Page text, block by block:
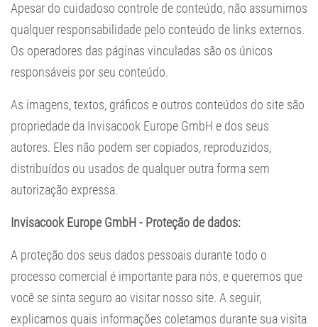
Apesar do cuidadoso controle de conteúdo, não assumimos
qualquer responsabilidade pelo conteúdo de links externos.
Os operadores das páginas vinculadas são os únicos
responsáveis por seu conteúdo.
As imagens, textos, gráficos e outros conteúdos do site são
propriedade da Invisacook Europe GmbH e dos seus
autores. Eles não podem ser copiados, reproduzidos,
distribuídos ou usados de qualquer outra forma sem
autorização expressa.
Invisacook Europe GmbH - Proteção de dados:
A proteção dos seus dados pessoais durante todo o
processo comercial é importante para nós, e queremos que
você se sinta seguro ao visitar nosso site. A seguir,
explicamos quais informações coletamos durante sua visita